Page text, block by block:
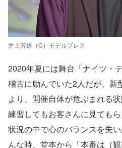
井上芳雄（C）モデルプレス
2020年夏には舞台「ナイツ・
稽古に励んでいた2人だが、新
より、開催自体が危ぶまれる
練習してもお客さんに見ても
状況の中で心のバランスを失
んな時、堂本から「本番は（